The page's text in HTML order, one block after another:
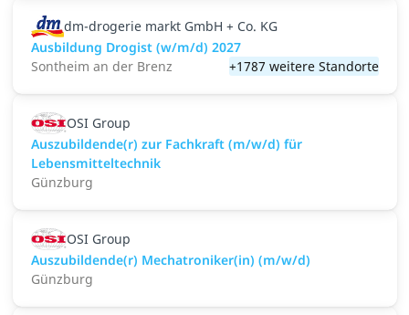
dm-drogerie markt GmbH + Co. KG
Ausbildung Drogist (w/m/d) 2027
Sontheim an der Brenz
+1787 weitere Standorte
OSI Group
Auszubildende(r) zur Fachkraft (m/w/d) für
Lebensmitteltechnik
Günzburg
OSI Group
Auszubildende(r) Mechatroniker(in) (m/w/d)
Günzburg